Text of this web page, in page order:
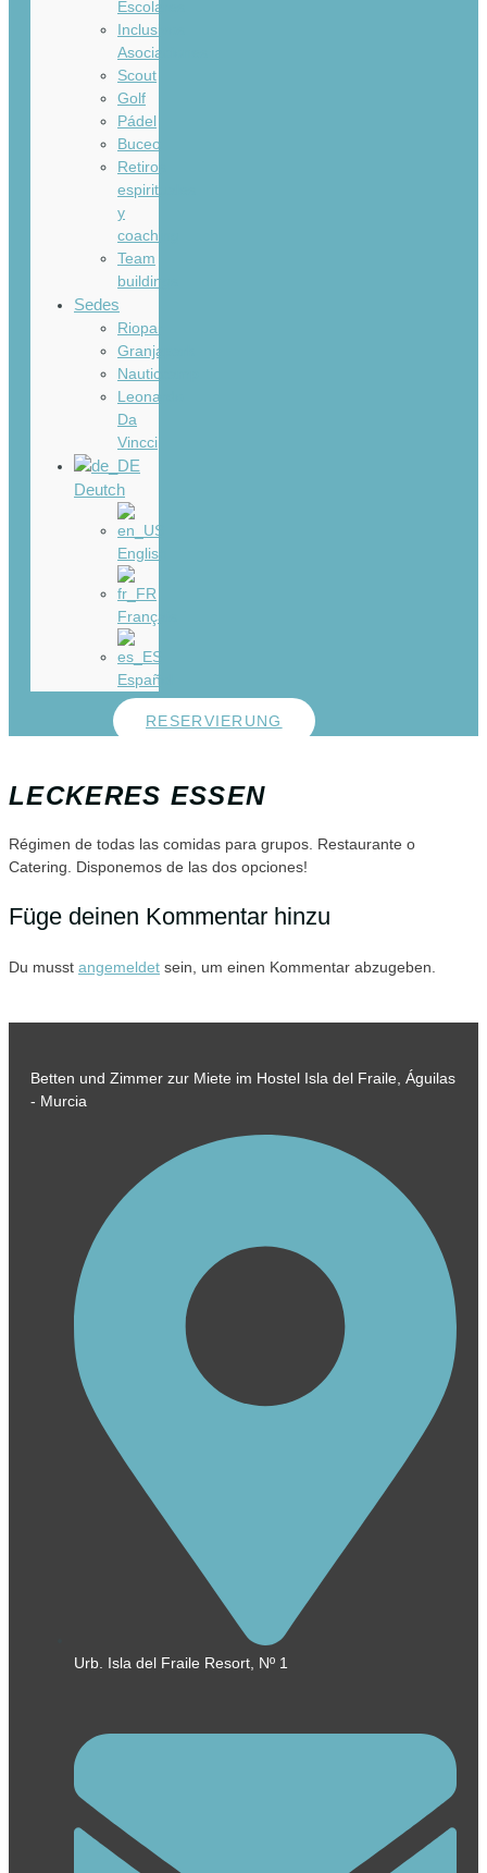
Escolares
Inclusivos
Asociaciones
Scout
Golf
Pádel
Buceo
Retiros
espirituales
y
coaching
Team
buildings
Sedes
Riopar
Granjapark
Nauticcamp
Leonardo
Da
Vincci
Deutch
English
Français
Español
RESERVIERUNG
LECKERES ESSEN
Régimen de todas las comidas para grupos. Restaurante o
Catering. Disponemos de las dos opciones!
Füge deinen Kommentar hinzu
Du musst angemeldet sein, um einen Kommentar abzugeben.
Betten und Zimmer zur Miete im Hostel Isla del Fraile, Águilas
- Murcia
Urb. Isla del Fraile Resort, Nº 1